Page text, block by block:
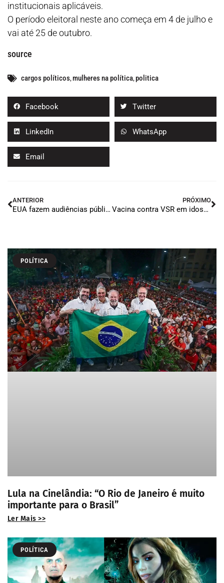
institucionais aplicáveis.
O período eleitoral neste ano começa em 4 de julho e
vai até 25 de outubro.
source
cargos políticos,mulheres na política,politica
Facebook Twitter
LinkedIn WhatsApp
Email
ANTERIOR
EUA fazem audiências públicas sobre práticas comerciais do Brasil
PRÓXIMO
Vacina contra VSR em idosos reduz internações em 75%
POLÍTICA
Lula na Cinelândia: “O Rio de Janeiro é muito
importante para o Brasil”
Ler Mais >>
POLÍTICA